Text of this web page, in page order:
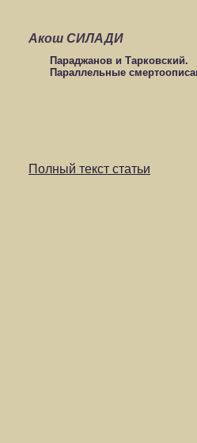
Акош СИЛАДИ
Параджанов и Тарковский.
Параллельные
Полный текст статьи